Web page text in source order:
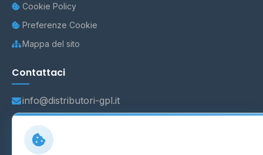
Cookie Policy
Preferenze Cookie
Mappa del sito
Contattaci
info@distributori-gpl.it